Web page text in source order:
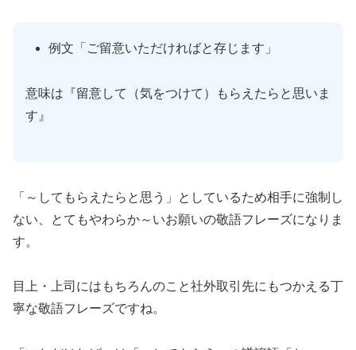
例文「ご留意いただければと存じます」
意味は『留意して（気をつけて）もらえたらと思いま
す』
「～してもらえたらと思う」としているため相手に強制し
ない、とてもやわらか～いお願いの敬語フレーズになりま
す。
目上・上司にはもちろんのこと社外取引先にもつかえる丁
寧な敬語フレーズですね。